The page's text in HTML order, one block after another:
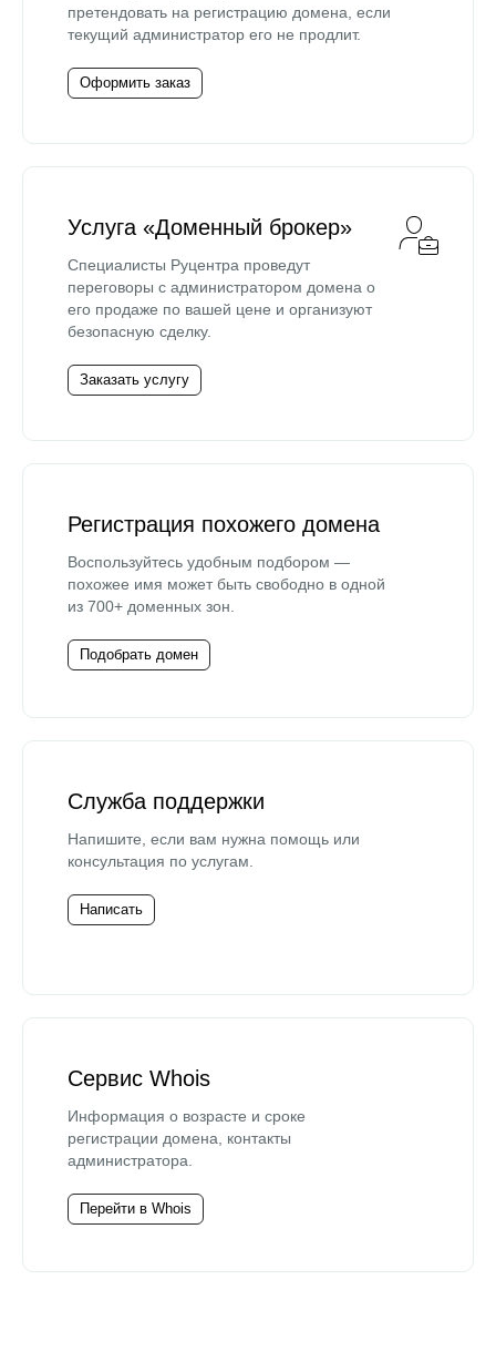
претендовать на регистрацию домена, если
текущий администратор его не продлит.
Оформить заказ
Услуга «Доменный брокер»
Специалисты Руцентра проведут
переговоры с администратором домена о
его продаже по вашей цене и организуют
безопасную сделку.
Заказать услугу
Регистрация похожего домена
Воспользуйтесь удобным подбором —
похожее имя может быть свободно в одной
из 700+ доменных зон.
Подобрать домен
Служба поддержки
Напишите, если вам нужна помощь или
консультация по услугам.
Написать
Сервис Whois
Информация о возрасте и сроке
регистрации домена, контакты
администратора.
Перейти в Whois